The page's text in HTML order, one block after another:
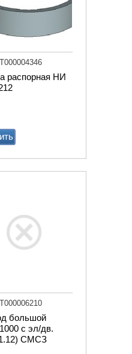
распорная НИ
большой
с эл/дв.
СМСЗ